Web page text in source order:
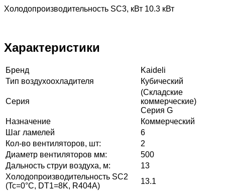
Холодопроизводительность SC3, кВт 10.3 кВт
Характеристики
Бренд
Kaideli
Тип воздухоохладителя
Кубический
Серия
(Складские
коммерческие)
Серия G
Назначение
Коммерческий
Шаг ламелей
6
Кол-во вентиляторов, шт:
2
Диаметр вентиляторов мм:
500
Дальность струи воздуха, м:
13
Холодопроизводительность SC2
(Tc=0°C, DT1=8K, R404A)
13.1